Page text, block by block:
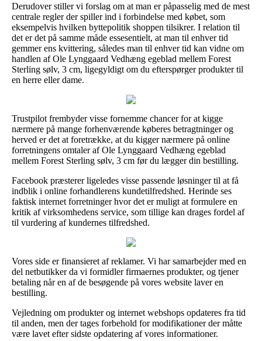
Derudover stiller vi forslag om at man er påpasselig med de mest
centrale regler der spiller ind i forbindelse med købet, som
eksempelvis hvilken byttepolitik shoppen tilsikrer. I relation til
det er det på samme måde essesentielt, at man til enhver tid
gemmer ens kvittering, således man til enhver tid kan vidne om
handlen af Ole Lynggaard Vedhæng egeblad mellem Forest
Sterling sølv, 3 cm, ligegyldigt om du efterspørger produkter til
en herre eller dame.
Trustpilot frembyder visse fornemme chancer for at kigge
nærmere på mange forhenværende køberes betragtninger og
herved er det at foretrække, at du kigger nærmere på online
forretningens omtaler af Ole Lynggaard Vedhæng egeblad
mellem Forest Sterling sølv, 3 cm før du lægger din bestilling.
Facebook præsterer ligeledes visse passende løsninger til at få
indblik i online forhandlerens kundetilfredshed. Herinde ses
faktisk internet forretninger hvor det er muligt at formulere en
kritik af virksomhedens service, som tillige kan drages fordel af
til vurdering af kundernes tilfredshed.
Vores side er finansieret af reklamer. Vi har samarbejder med en
del netbutikker da vi formidler firmaernes produkter, og tjener
betaling når en af de besøgende på vores website laver en
bestilling.
Vejledning om produkter og internet webshops opdateres fra tid
til anden, men der tages forbehold for modifikationer der måtte
være lavet efter sidste opdatering af vores informationer.